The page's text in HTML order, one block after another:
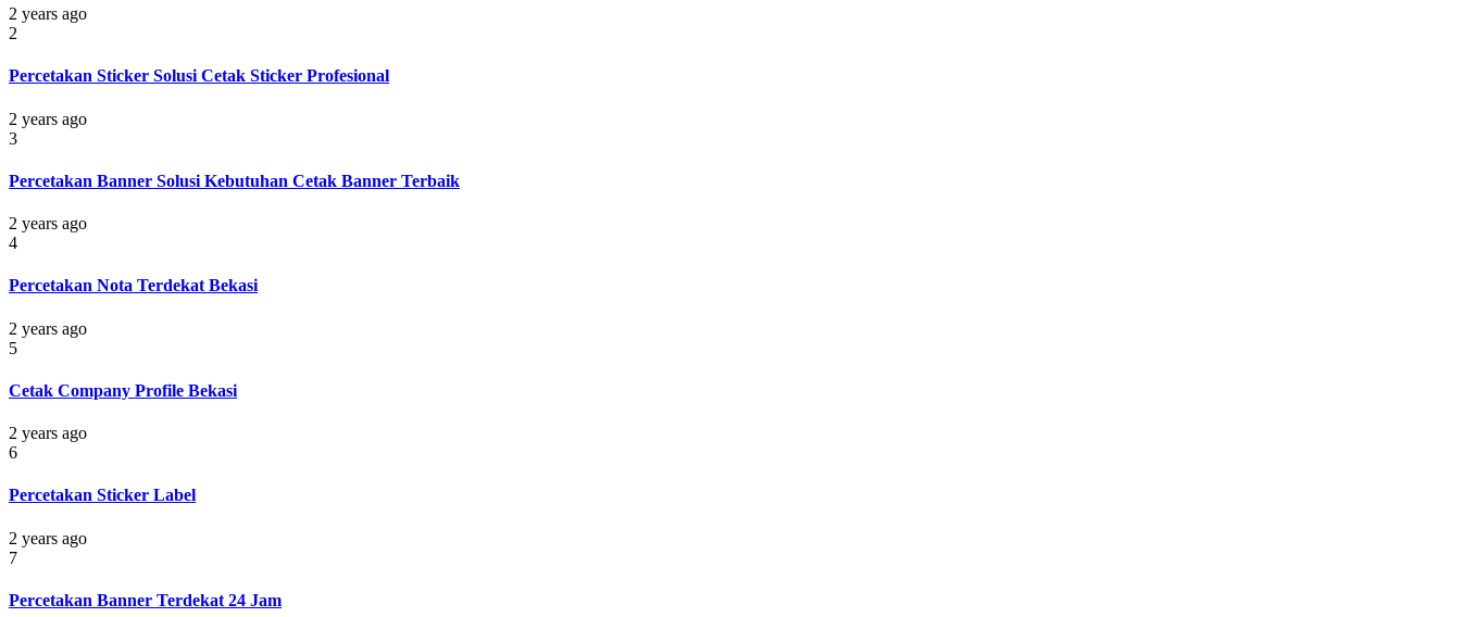
2 years ago
2
Percetakan Sticker Solusi Cetak Sticker Profesional
2 years ago
3
Percetakan Banner Solusi Kebutuhan Cetak Banner Terbaik
2 years ago
4
Percetakan Nota Terdekat Bekasi
2 years ago
5
Cetak Company Profile Bekasi
2 years ago
6
Percetakan Sticker Label
2 years ago
7
Percetakan Banner Terdekat 24 Jam